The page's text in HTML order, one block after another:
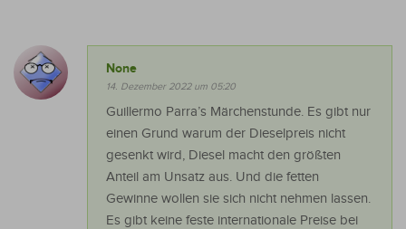
None
14. Dezember 2022 um 05:20
Guillermo Parra’s Märchenstunde. Es gibt nur
einen Grund warum der Dieselpreis nicht
gesenkt wird, Diesel macht den größten
Anteil am Unsatz aus. Und die fetten
Gewinne wollen sie sich nicht nehmen lassen.
Es gibt keine feste internationale Preise bei